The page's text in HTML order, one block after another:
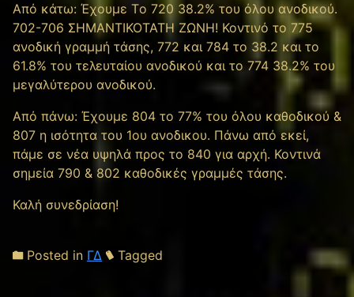
Από κάτω: Έχουμε Tο 720 38.2% του όλου ανοδικού.
702-706 ΣΗΜΑΝΤΙΚΟΤΑΤΗ ΖΩΝΗ! Κοντινό το 775
ανοδική γραμμή τάσης, 772 και 784 το 38.2 και το
61.8% του τελευταίου ανοδικού και το 774 38.2% του
μεγαλύτερου ανοδικού.
Από πάνω: Έχουμε 804 το 77% του όλου καθοδικού &
807 η ισότητα του 1ου ανοδικου. Πάνω από εκεί,
πάμε σε νέα υψηλά προς το 840 για αρχή. Κοντινά
σημεία 790 & 802 καθοδικές γραμμές τάσης.
Καλή συνεδρίαση!
Posted in ΓΔ Tagged